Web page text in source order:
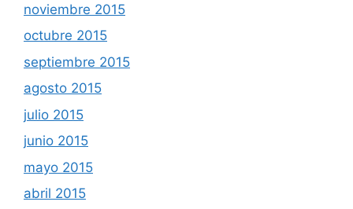
noviembre 2015
octubre 2015
septiembre 2015
agosto 2015
julio 2015
junio 2015
mayo 2015
abril 2015